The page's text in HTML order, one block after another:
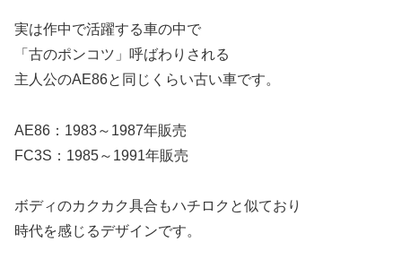
実は作中で活躍する車の中で
「古のポンコツ」呼ばわりされる
主人公のAE86と同じくらい古い車です。
AE86：1983～1987年販売
FC3S：1985～1991年販売
ボディのカクカク具合もハチロクと似ており
時代を感じるデザインです。